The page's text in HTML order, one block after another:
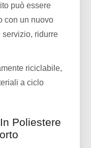
può essere
con un nuovo
ridurre
riciclabile,
a ciclo
Poliestere